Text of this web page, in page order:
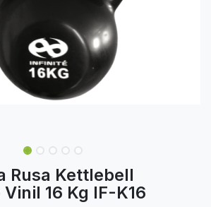
Rusa Kettlebell
16 Kg IF-K16